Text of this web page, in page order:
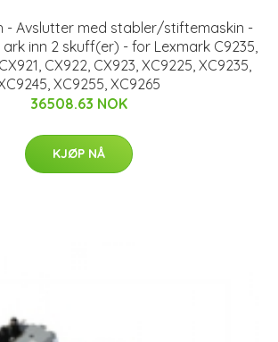
- Avslutter med stabler/stiftemaskin -
inn 2 skuff(er) - for Lexmark C9235,
CX922, CX923, XC9225, XC9235,
XC9255, XC9265
36508.63 NOK
KJØP NÅ